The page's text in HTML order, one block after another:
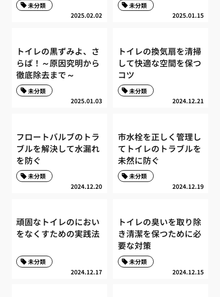
2025.02.02
未分類
2025.01.15
未分類
トイレの黒ずみよ、さ
らば！～原因究明から
徹底除去まで～
2025.01.03
未分類
トイレの換気扇を清掃
して快適な空間を保つ
コツ
2024.12.21
未分類
フロートバルブのトラ
ブルを解決して水漏れ
を防ぐ
2024.12.20
未分類
市水栓を正しく管理し
てトイレのトラブルを
未然に防ぐ
2024.12.19
未分類
頑固なトイレのにおい
をなくすための実践法
2024.12.17
未分類
トイレの臭いを取り除
き清潔を保つために必
要な対策
2024.12.15
未分類